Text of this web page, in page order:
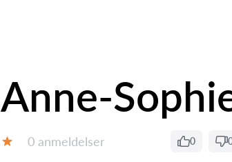
Anne-
Anmeldelser:
0 anmeldelser 0